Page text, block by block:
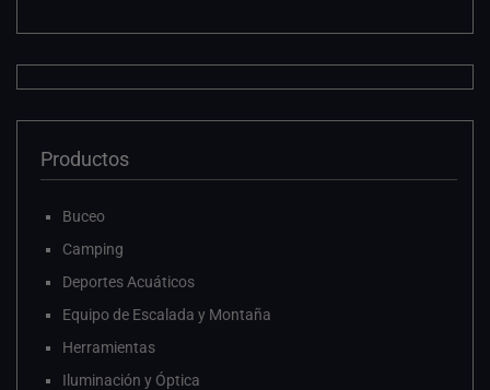
Productos
Buceo
Camping
Deportes Acuáticos
Equipo de Escalada y Montaña
Herramientas
Iluminación y Óptica